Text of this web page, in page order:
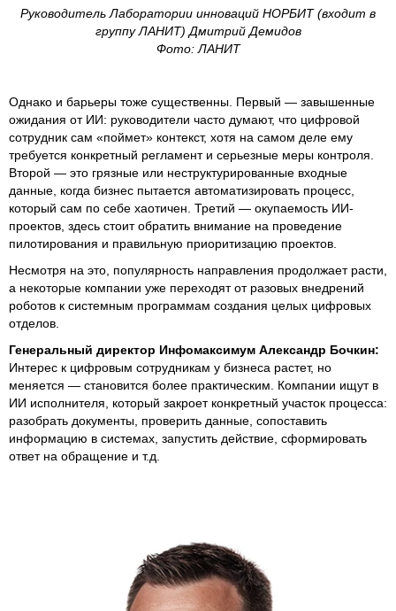
Руководитель Лаборатории инноваций НОРБИТ (входит в
группу ЛАНИТ) Дмитрий Демидов
Фото: ЛАНИТ
Однако и барьеры тоже существенны. Первый — завышенные
ожидания от ИИ: руководители часто думают, что цифровой
сотрудник сам «поймет» контекст, хотя на самом деле ему
требуется конкретный регламент и серьезные меры контроля.
Второй — это грязные или неструктурированные входные
данные, когда бизнес пытается автоматизировать процесс,
который сам по себе хаотичен. Третий — окупаемость ИИ-
проектов, здесь стоит обратить внимание на проведение
пилотирования и правильную приоритизацию проектов.
Несмотря на это, популярность направления продолжает расти,
а некоторые компании уже переходят от разовых внедрений
роботов к системным программам создания целых цифровых
отделов.
Генеральный директор Инфомаксимум Александр Бочкин:
Интерес к цифровым сотрудникам у бизнеса растет, но
меняется — становится более практическим. Компании ищут в
ИИ исполнителя, который закроет конкретный участок процесса:
разобрать документы, проверить данные, сопоставить
информацию в системах, запустить действие, сформировать
ответ на обращение и т.д.